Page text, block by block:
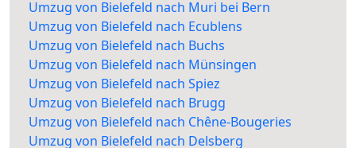
Umzug von Bielefeld nach Muri bei Bern
Umzug von Bielefeld nach Ecublens
Umzug von Bielefeld nach Buchs
Umzug von Bielefeld nach Münsingen
Umzug von Bielefeld nach Spiez
Umzug von Bielefeld nach Brugg
Umzug von Bielefeld nach Chêne-Bougeries
Umzug von Bielefeld nach Delsberg